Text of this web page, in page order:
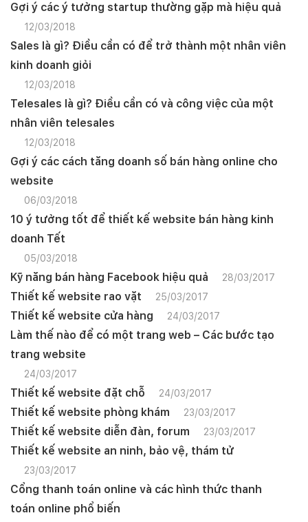
Gợi ý các ý tưởng startup thường gặp mà hiệu quả
12/03/2018
Sales là gì? Điều cần có để trở thành một nhân viên
kinh doanh giỏi
12/03/2018
Telesales là gì? Điều cần có và công việc của một
nhân viên telesales
12/03/2018
Gợi ý các cách tăng doanh số bán hàng online cho
website
06/03/2018
10 ý tưởng tốt để thiết kế website bán hàng kinh
doanh Tết
05/03/2018
Kỹ năng bán hàng Facebook hiệu quả 28/03/2017
Thiết kế website rao vặt 25/03/2017
Thiết kế website cửa hàng 24/03/2017
Làm thế nào để có một trang web – Các bước tạo
trang website
24/03/2017
Thiết kế website đặt chỗ 24/03/2017
Thiết kế website phòng khám 23/03/2017
Thiết kế website diễn đàn, forum 23/03/2017
Thiết kế website an ninh, bảo vệ, thám tử
23/03/2017
Cổng thanh toán online và các hình thức thanh
toán online phổ biến